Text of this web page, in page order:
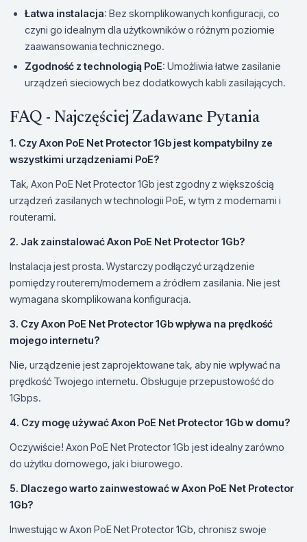
Łatwa instalacja: Bez skomplikowanych konfiguracji, co
czyni go idealnym dla użytkowników o różnym poziomie
zaawansowania technicznego.
Zgodność z technologią PoE: Umożliwia łatwe zasilanie
urządzeń sieciowych bez dodatkowych kabli zasilających.
FAQ - Najczęściej Zadawane Pytania
1. Czy Axon PoE Net Protector 1Gb jest kompatybilny ze
wszystkimi urządzeniami PoE?
Tak, Axon PoE Net Protector 1Gb jest zgodny z większością
urządzeń zasilanych w technologii PoE, w tym z modemami i
routerami.
2. Jak zainstalować Axon PoE Net Protector 1Gb?
Instalacja jest prosta. Wystarczy podłączyć urządzenie
pomiędzy routerem/modemem a źródłem zasilania. Nie jest
wymagana skomplikowana konfiguracja.
3. Czy Axon PoE Net Protector 1Gb wpływa na prędkość
mojego internetu?
Nie, urządzenie jest zaprojektowane tak, aby nie wpływać na
prędkość Twojego internetu. Obsługuje przepustowość do
1Gbps.
4. Czy mogę używać Axon PoE Net Protector 1Gb w domu?
Oczywiście! Axon PoE Net Protector 1Gb jest idealny zarówno
do użytku domowego, jak i biurowego.
5. Dlaczego warto zainwestować w Axon PoE Net Protector
1Gb?
Inwestując w Axon PoE Net Protector 1Gb, chronisz swoje